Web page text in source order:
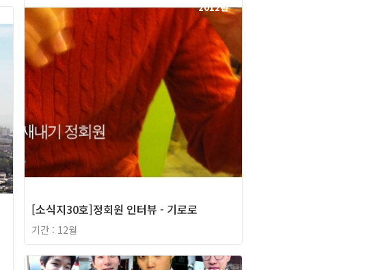
2012년
[소식지30호]정회원 인터뷰 - 기로로
기간 : 12월